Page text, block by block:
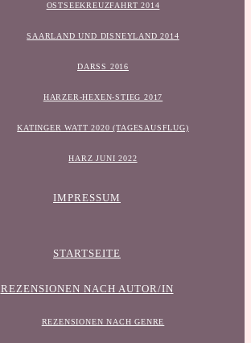
OSTSEEKREUZFAHRT 2014
SAARLAND UND DISNEYLAND 2014
DARSS 2016
HARZER-HEXEN-STIEG 2017
KATINGER WATT 2020 (TAGESAUSFLUG)
HARZ JUNI 2022
IMPRESSUM
STARTSEITE
REZENSIONEN NACH AUTOR/IN
REZENSIONEN NACH GENRE